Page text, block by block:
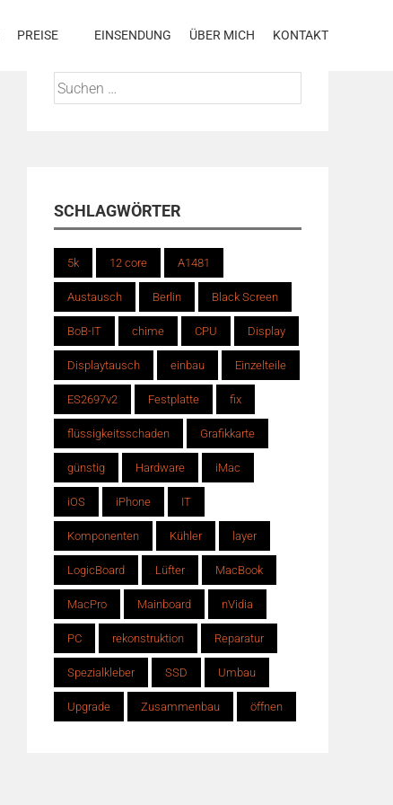
PREISE EINSENDUNG ÜBER MICH KONTAKT
Suchen
nach:
SCHLAGWÖRTER
5k 12 core A1481
Austausch Berlin Black Screen
BoB-IT chime CPU Display
Displaytausch einbau Einzelteile
ES2697v2 Festplatte fix
flüssigkeitsschaden Grafikkarte
günstig Hardware iMac
iOS iPhone IT
Komponenten Kühler layer
LogicBoard Lüfter MacBook
MacPro Mainboard nVidia
PC rekonstruktion Reparatur
Spezialkleber SSD Umbau
Upgrade Zusammenbau öffnen